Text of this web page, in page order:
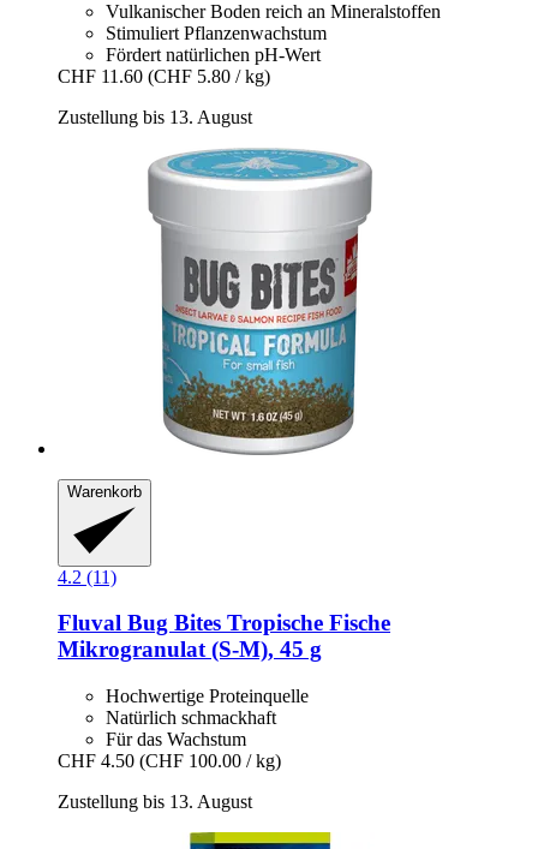
Vulkanischer Boden reich an Mineralstoffen
Stimuliert Pflanzenwachstum
Fördert natürlichen pH-Wert
CHF 11.60 (CHF 5.80 / kg)
Zustellung bis 13. August
Warenkorb
4.2 (11)
Fluval Bug Bites Tropische Fische
Mikrogranulat (S-​M), 45 g
Hochwertige Proteinquelle
Natürlich schmackhaft
Für das Wachstum
CHF 4.50 (CHF 100.00 / kg)
Zustellung bis 13. August